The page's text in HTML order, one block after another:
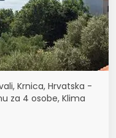
Krnica, Hrvatska -
za 4 osobe, Klima